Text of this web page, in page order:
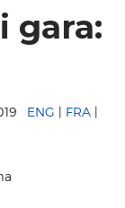
gara:
ENG | FRA |